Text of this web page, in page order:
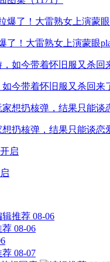
了！大雷熟女上演蒙眼
今带着怀旧服又杀回来
扔核弹，结果只能谈恋
08-06
08-06
08-07